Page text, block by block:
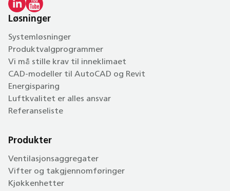
Løsninger
Systemløsninger
Produktvalgprogrammer
Vi må stille krav til inneklimaet
CAD-modeller til AutoCAD og Revit
Energisparing
Luftkvalitet er alles ansvar
Referanseliste
Produkter
Ventilasjonsaggregater
Vifter og takgjennomføringer
Kjøkkenhetter